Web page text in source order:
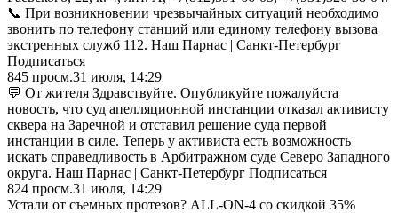
📞 При возникновении чрезвычайных ситуаций необходимо
звонить по телефону станций или единому телефону вызова
экстренных служб 112. Наш Парнас | Санкт-Петербург
Подписаться
845 просм.31 июля, 14:29
💬 От жителя Здравствуйте. Опубликуйте пожалуйста
новость, что суд апелляционной инстанции отказал активисту
сквера на Заречной и отставил решение суда первой
инстанции в силе. Теперь у активиста есть возможность
искать справедливость в Арбитражном суде Северо Западного
округа. Наш Парнас | Санкт-Петербург Подписаться
824 просм.31 июля, 14:29
Устали от съемных протезов? ALL-ON-4 со скидкой 35%